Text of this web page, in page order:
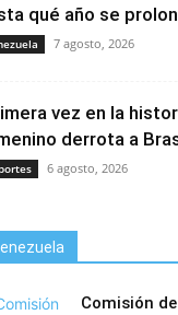
qué año se
7 agosto, 2026
vez en la
derrota a
6 agosto, 2026
Comisión